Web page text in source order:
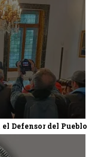
Defensor del Pueblo